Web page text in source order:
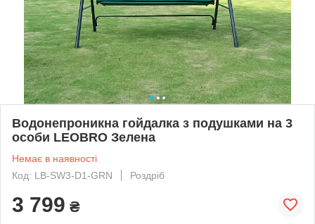
Водонепроникна гойдалка з подушками на 3
особи LEOBRO Зелена
Немає в наявності
Код: LB-SW3-D1-GRN
Роздріб
3 799 ₴